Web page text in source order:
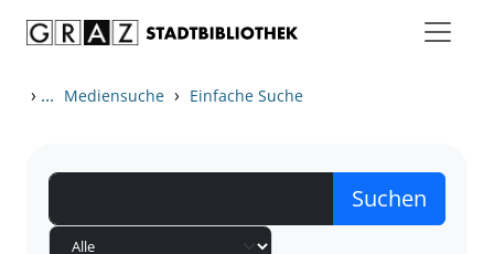
› ... Mediensuche › Einfache Suche